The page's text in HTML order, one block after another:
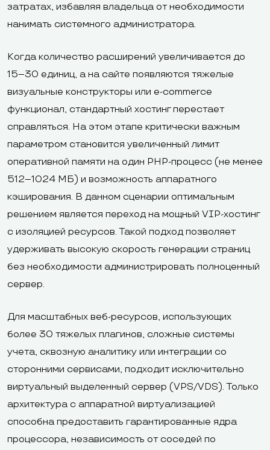
затратах, избавляя владельца от необходимости
нанимать системного администратора.
Когда количество расширений увеличивается до
15–30 единиц, а на сайте появляются тяжелые
визуальные конструкторы или e-commerce
функционал, стандартный хостинг перестает
справляться. На этом этапе критически важным
параметром становится увеличенный лимит
оперативной памяти на один PHP-процесс (не менее
512–1024 МБ) и возможность аппаратного
кэширования. В данном сценарии оптимальным
решением является переход на мощный VIP-хостинг
с изоляцией ресурсов. Такой подход позволяет
удерживать высокую скорость генерации страниц
без необходимости администрировать полноценный
сервер.
Для масштабных веб-ресурсов, использующих
более 30 тяжелых плагинов, сложные системы
учета, сквозную аналитику или интеграции со
сторонними сервисами, подходит исключительно
виртуальный выделенный сервер (VPS/VDS). Только
архитектура с аппаратной виртуализацией
способна предоставить гарантированные ядра
процессора, независимость от соседей по